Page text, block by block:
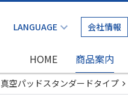
会社情報
HOME 商品案内
真空パッドスタンダードタイプ